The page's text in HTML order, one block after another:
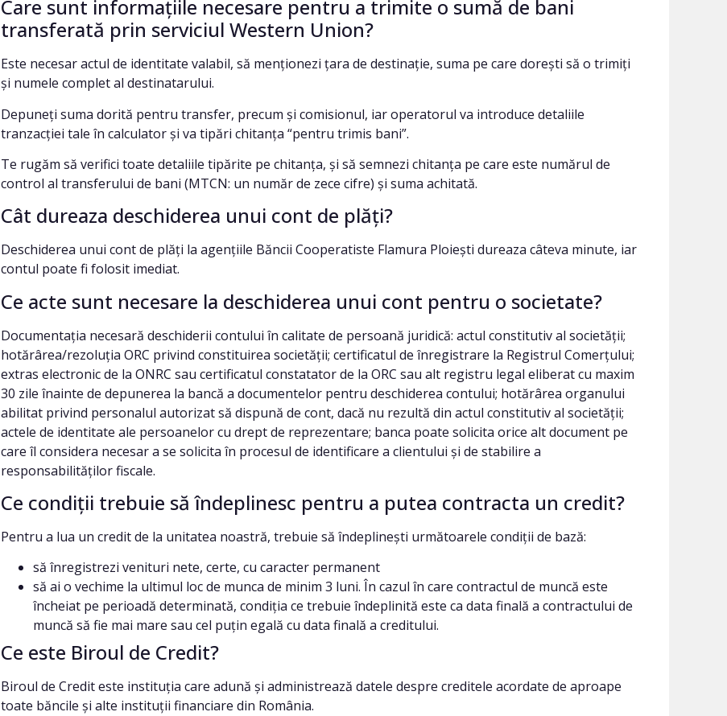
Care sunt informațiile necesare pentru a trimite o sumă de bani
transferată prin serviciul Western Union?
Este necesar actul de identitate valabil, să menționezi țara de destinație, suma pe care dorești să o trimiți
și numele complet al destinatarului.
Depuneți suma dorită pentru transfer, precum și comisionul, iar operatorul va introduce detaliile
tranzacției tale în calculator și va tipări chitanța “pentru trimis bani”.
Te rugăm să verifici toate detaliile tipărite pe chitanța, și să semnezi chitanța pe care este numărul de
control al transferului de bani (MTCN: un număr de zece cifre) și suma achitată.
Cât dureaza deschiderea unui cont de plăți?
Deschiderea unui cont de plăți la agențiile Băncii Cooperatiste Flamura Ploieşti dureaza câteva minute, iar
contul poate fi folosit imediat.
Ce acte sunt necesare la deschiderea unui cont pentru o societate?
Documentația necesară deschiderii contului în calitate de persoană juridică: actul constitutiv al societății;
hotărârea/rezoluția ORC privind constituirea societății; certificatul de înregistrare la Registrul Comerțului;
extras electronic de la ONRC sau certificatul constatator de la ORC sau alt registru legal eliberat cu maxim
30 zile înainte de depunerea la bancă a documentelor pentru deschiderea contului; hotărârea organului
abilitat privind personalul autorizat să dispună de cont, dacă nu rezultă din actul constitutiv al societății;
actele de identitate ale persoanelor cu drept de reprezentare; banca poate solicita orice alt document pe
care îl considera necesar a se solicita în procesul de identificare a clientului și de stabilire a
responsabilităților fiscale.
Ce condiții trebuie să îndeplinesc pentru a putea contracta un credit?
Pentru a lua un credit de la unitatea noastră, trebuie să îndeplinești următoarele condiții de bază:
să înregistrezi venituri nete, certe, cu caracter permanent
să ai o vechime la ultimul loc de munca de minim 3 luni. În cazul în care contractul de muncă este
încheiat pe perioadă determinată, condiția ce trebuie îndeplinită este ca data finală a contractului de
muncă să fie mai mare sau cel puțin egală cu data finală a creditului.
Ce este Biroul de Credit?
Biroul de Credit este instituția care adună și administrează datele despre creditele acordate de aproape
toate băncile și alte instituții financiare din România.